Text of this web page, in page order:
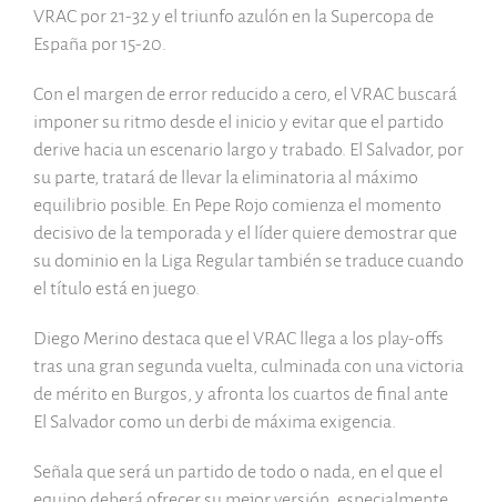
VRAC por 21-32 y el triunfo azulón en la Supercopa de
España por 15-20.
Con el margen de error reducido a cero, el VRAC buscará
imponer su ritmo desde el inicio y evitar que el partido
derive hacia un escenario largo y trabado. El Salvador, por
su parte, tratará de llevar la eliminatoria al máximo
equilibrio posible. En Pepe Rojo comienza el momento
decisivo de la temporada y el líder quiere demostrar que
su dominio en la Liga Regular también se traduce cuando
el título está en juego.
Diego Merino destaca que el VRAC llega a los play-offs
tras una gran segunda vuelta, culminada con una victoria
de mérito en Burgos, y afronta los cuartos de final ante
El Salvador como un derbi de máxima exigencia.
Señala que será un partido de todo o nada, en el que el